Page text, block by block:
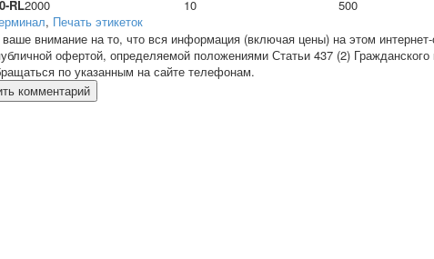
RL2000 10 500
, Печать этикеток
внимание на то, что вся информация (включая цены) на этом
офертой, определяемой положениями Статьи 437 (2)
по указанным на сайте телефонам.
комментарий